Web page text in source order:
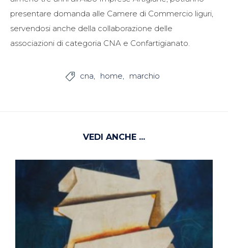
presentare domanda alle Camere di Commercio liguri,
servendosi anche della collaborazione delle
associazioni di categoria CNA e Confartigianato.
 cna home marchio
VEDI ANCHE ...